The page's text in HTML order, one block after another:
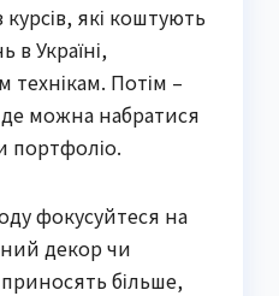
які коштують
в Україні,
технікам. Потім –
де можна набратися
портфоліо.
фокусуйтеся на
декор чи
приносять більше,